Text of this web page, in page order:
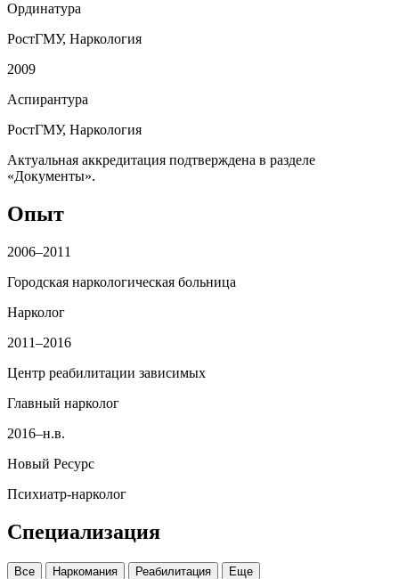
Ординатура
РостГМУ, Наркология
2009
Аспирантура
РостГМУ, Наркология
Актуальная аккредитация подтверждена в разделе
«Документы».
Опыт
2006–2011
Городская наркологическая больница
Нарколог
2011–2016
Центр реабилитации зависимых
Главный нарколог
2016–н.в.
Новый Ресурс
Психиатр‑нарколог
Специализация
Все Наркомания Реабилитация Еще